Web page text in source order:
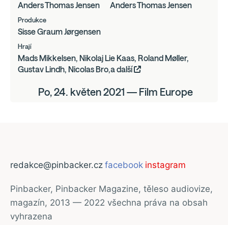
Anders Thomas Jensen Anders Thomas Jensen
Produkce
Sisse Graum Jørgensen
Hrají
Mads Mikkelsen, Nikolaj Lie Kaas, Roland Møller,
Gustav Lindh, Nicolas Bro,a další
Po, 24. květen 2021 — Film Europe
redakce@pinbacker.cz facebook instagram
Pinbacker, Pinbacker Magazine, těleso audiovize,
magazín, 2013 — 2022 všechna práva na obsah
vyhrazena